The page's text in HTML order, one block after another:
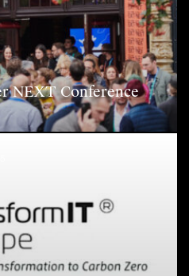
NEXT Conference